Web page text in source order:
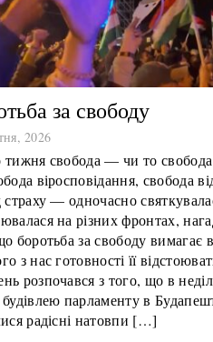
за свободу
2026
тижня свобода — чи то свобода
віросповідання, свобода
страху — одночасно
на різних фронтах,
боротьба за свободу вимагає
з нас готовності її
розпочався з того, що в
парламенту в
радісні натовпи […]